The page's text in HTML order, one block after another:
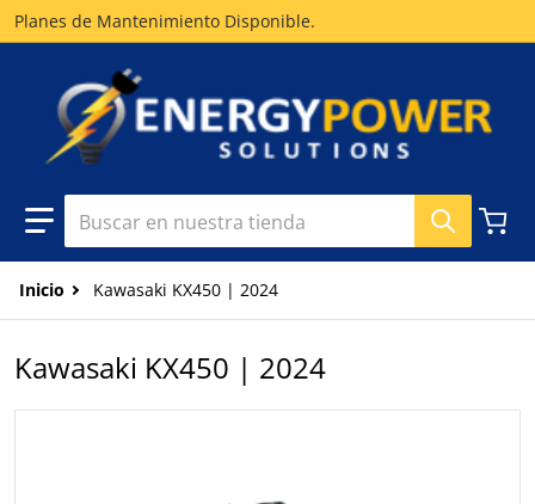
Planes de Mantenimiento Disponible.
Buscar en nuestra tienda
Inicio Kawasaki KX450 | 2024
Kawasaki KX450 | 2024